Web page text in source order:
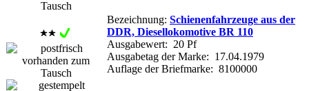
Bezeichnung: Schienenfahrzeuge aus der
DDR, Diesellokomotive BR 110
Ausgabewert: 20 Pf
Ausgabetag der Marke: 17.04.1979
Auflage der Briefmarke: 8100000